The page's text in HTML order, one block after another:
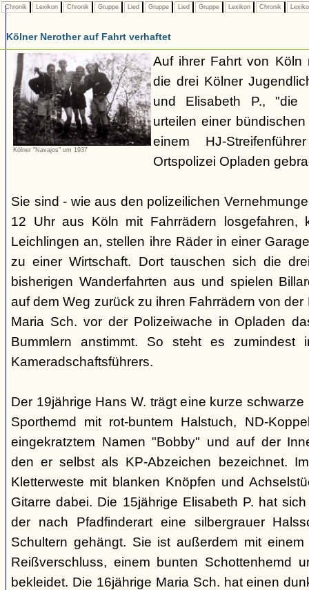
Chronik Lexikon Chronik Gruppe Lied Gruppe Lied Gruppe Lexikon Chronik
Kölner Nerother auf Fahrt verhaftet
Kölner "Navajos" um 1937
Auf ihrer Fahrt von Köln
die drei Kölner
und Elisabeth P., "die
urteilen einer
einem HJ-
Ortspolizei Opladen
Sie sind - wie aus den polizeilichen
12 Uhr aus Köln mit Fahrrädern losgefahren,
Leichlingen an, stellen ihre Räder in einer
zu einer Wirtschaft. Dort tauschen sich die
bisherigen Wanderfahrten aus und spielen
auf dem Weg zurück zu ihren Fahrrädern von
Maria Sch. vor der Polizeiwache in Opladen
Bummlern anstimmt. So steht es
Kameradschaftsführers.
Der 19jährige Hans W. trägt eine kurze
Sporthemd mit rot-buntem Halstuch, ND-
eingekratztem Namen "Bobby" und auf der
den er selbst als KP-Abzeichen bezeichnet.
Kletterweste mit blanken Knöpfen und
Gitarre dabei. Die 15jährige Elisabeth P. hat
der nach Pfadfinderart eine silbergrauer
Schultern gehängt. Sie ist außerdem mit
Reißverschluss, einem bunten Schottenhemd
bekleidet. Die 16jährige Maria Sch. hat einen